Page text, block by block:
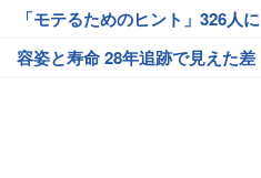
「モテるためのヒント」326人に
容姿と寿命 28年追跡で見えた差